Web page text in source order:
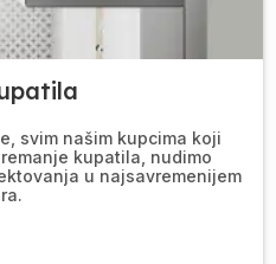
svim našim kupcima koji
kupatila, nudimo
u najsavremenijem